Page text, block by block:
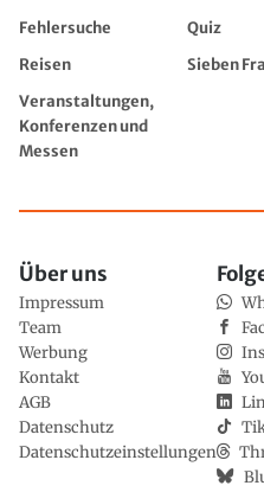
Fehlersuche
Quiz
Reisen
Sieben
Veranstaltungen,
Konferenzen und
Messen
Über uns
Impressum
Team
Werbung
Kontakt
AGB
Datenschutz
Datenschutzeinstellungen